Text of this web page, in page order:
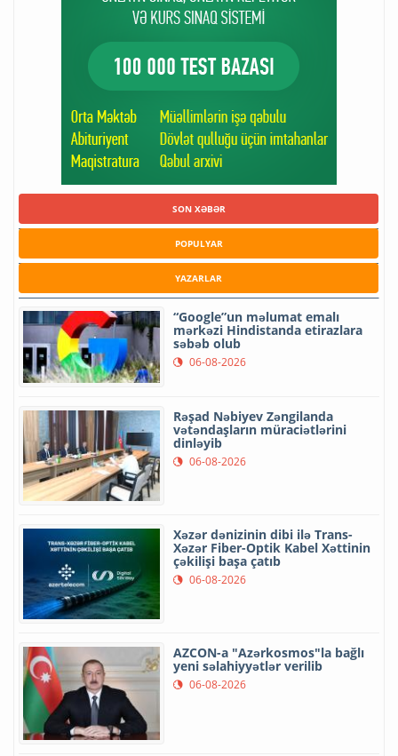
SON XƏBƏR
POPULYAR
YAZARLAR
“Google”un məlumat emalı
mərkəzi Hindistanda etirazlara
səbəb olub
06-08-2026
Rəşad Nəbiyev Zəngilanda
vətəndaşların müraciətlərini
dinləyib
06-08-2026
Xəzər dənizinin dibi ilə Trans-
Xəzər Fiber-Optik Kabel Xəttinin
çəkilişi başa çatıb
06-08-2026
AZCON-a "Azərkosmos"la bağlı
yeni səlahiyyətlər verilib
06-08-2026